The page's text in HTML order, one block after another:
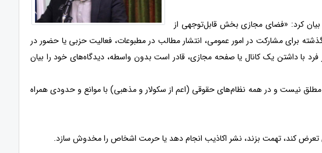
کرد: «فضای مجازی بخش قابل‌توجهی از
برای مشارکت در امور عمومی، انتشار مطالب در مطبوعات، فعالیت حزبی یا حضور در
فرد با داشتن یک کانال یا صفحه مجازی، قادر است بدون واسطه، دیدگاه‌های خود را بیان
مطلق نیست و در همه نظام‌های حقوقی (اعم از سکولار و مذهبی) با موانع و حدودی همراه
تعرض کند، تهمت بزند، نشر اکاذیب انجام دهد یا حرمت اشخاص را مخدوش سازد.